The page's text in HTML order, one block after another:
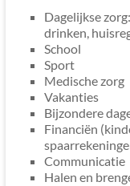
gespecialiseerd
complete
echtscheidingen
zorg
kinderen
Dagelijkse
drinken,
School
Sport
Medische zorg
Vakanties
Bijzondere
Financiën
Communicatie
Halen en